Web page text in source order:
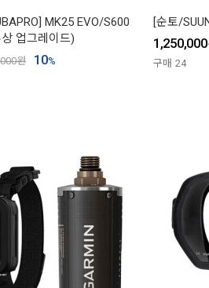
MK25 EVO/S600
업그레이드)
원 10%
[순토/
1,250,000
구매 24